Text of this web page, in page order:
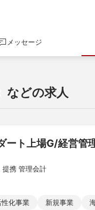
メッセージ
などの求人
ート上場G/経営
提携 管理会計
化事業 新規事業